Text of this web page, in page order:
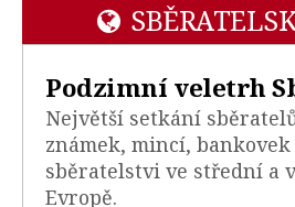
Podzimní veletrh
Největší setkání
známek, mincí,
sběratelstvi ve střední a
Evropě.